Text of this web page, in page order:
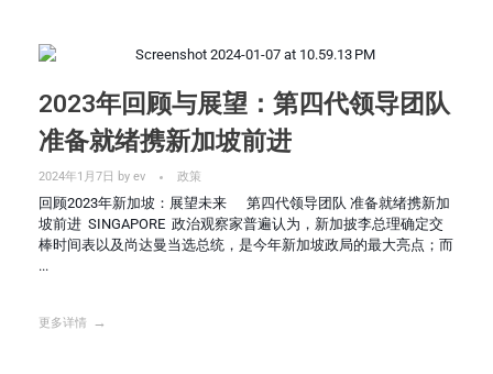
2023年回顾与展望：第四代领导团队
准备就绪携新加坡前进
2024年1月7日 by ev 政策
回顾2023年新加坡：展望未来 第四代领导团队 准备就绪携新加
坡前进 SINGAPORE 政治观察家普遍认为，新加披李总理确定交
棒时间表以及尚达曼当选总统，是今年新加坡政局的最大亮点；而
...
更多详情